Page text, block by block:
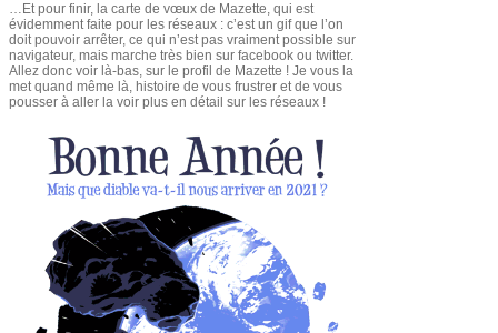
…Et pour finir, la carte de vœux de Mazette, qui est
évidemment faite pour les réseaux : c’est un gif que l’on
doit pouvoir arrêter, ce qui n’est pas vraiment possible sur
navigateur, mais marche très bien sur facebook ou twitter.
Allez donc voir là-bas, sur le profil de Mazette ! Je vous la
met quand même là, histoire de vous frustrer et de vous
pousser à aller la voir plus en détail sur les réseaux !